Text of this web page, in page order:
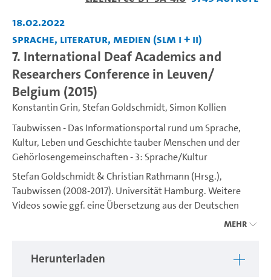
18.02.2022
Sprache, Literatur, Medien (SLM I + II)
7. International Deaf Academics and
Researchers Conference in Leuven/
Belgium (2015)
Konstantin Grin, Stefan Goldschmidt, Simon Kollien
Taubwissen - Das Informationsportal rund um Sprache,
Kultur, Leben und Geschichte tauber Menschen und der
Gehörlosengemeinschaften - 3: Sprache/Kultur
Stefan Goldschmidt & Christian Rathmann (Hrsg.),
Taubwissen (2008-2017). Universität Hamburg. Weitere
Videos sowie ggf. eine Übersetzung aus der Deutschen
Gebärdensprache und Kommunikation Gehörloser).
Mehr
Herunterladen